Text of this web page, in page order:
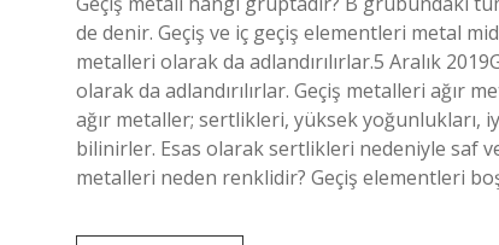
de denir. Geçiş ve iç geçiş elementleri metal
metalleri olarak da adlandırılırlar.5 Aralık
olarak da adlandırılırlar. Geçiş metalleri ağır
ağır metaller; sertlikleri, yüksek yoğunlukları,
bilinirler. Esas olarak sertlikleri nedeniyle saf
metalleri neden renklidir? Geçiş elementleri